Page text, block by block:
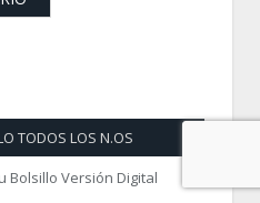
TODOS LOS N.OS
Bolsillo Versión Digital